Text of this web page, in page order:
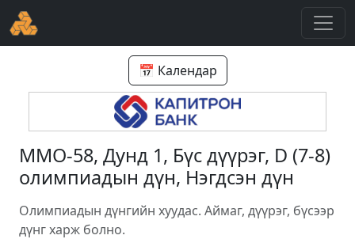
📅 Календар
ММО-58, Дунд 1, Бүс дүүрэг, D (7-8)
олимпиадын дүн, Нэгдсэн дүн
Олимпиадын дүнгийн хуудас. Аймаг, дүүрэг, бүсээр
дүнг харж болно.